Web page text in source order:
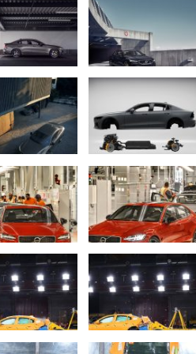
TEST: Lexus
oplatí sa
Peter varga